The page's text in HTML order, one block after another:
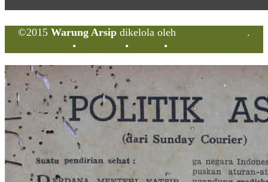
©2015 Warung Arsip dikelola oleh
.
• • •